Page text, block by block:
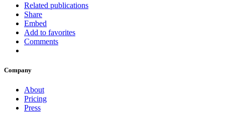
Related publications
Share
Embed
Add to favorites
Comments
Company
About
Pricing
Press